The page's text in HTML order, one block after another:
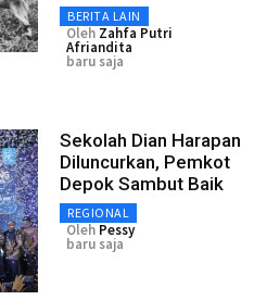
BERITA LAIN
Oleh Zahfa Putri
Afriandita
baru saja
Sekolah Dian Harapan
Diluncurkan, Pemkot
Depok Sambut Baik
REGIONAL
Oleh Pessy
baru saja